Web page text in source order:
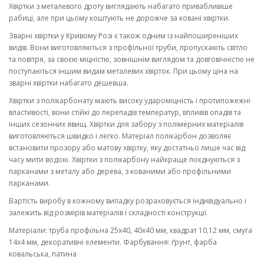
Хвіртки з металевого дроту виглядають набагато привабливіше
рабиці, але при цьому коштують не дорожче за ковані хвіртки.
Зварні хвіртки у Кривому Розі є також одним із найпоширеніших
видів. Вони виготовляються з профільної труби, пропускають світло
та повітря, за своєю міцністю, зовнішнім виглядом та довговічністю не
поступаються іншим видам металевих хвірток. При цьому ціна на
зварні хвіртки набагато дешевша.
Хвіртки з полікарбонату мають високу удароміцність і протипожежні
властивості, вони стійкі до перепадів температур, впливів опадів та
інших сезонних явищ. Хвіртки для забору з полімерних матеріалів
виготовляються швидко і легко. Матеріал полікарбон дозволяє
встановити прозору або матову хвіртку, яку достатньо лише час від
часу мити водою. Хвіртки з полікарбону найкраще поєднуються з
парканами з металу або дерева, з кованими або профільними
парканами.
Вартість виробу в кожному випадку розраховується індивідуально і
залежить від розмірів матеріалів і складності конструкції.
Матеріали: труба профільна 25х40, 40х40 мм, квадрат 10,12 мм, смуга
14х4 мм, декоративні елементи. Фарбування: ґрунт, фарба
ковальська, патина